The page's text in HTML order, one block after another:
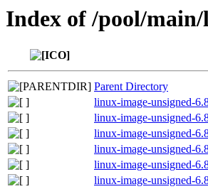
Index of /pool/
Parent Directory
linux-image-unsigned-
linux-image-unsigned-
linux-image-unsigned-
linux-image-unsigned-
linux-image-unsigned-
linux-image-unsigned-